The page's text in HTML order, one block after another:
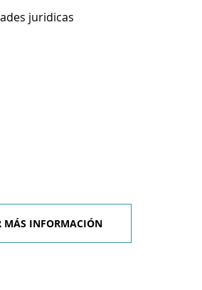
juridicas
MÁS INFORMACIÓN